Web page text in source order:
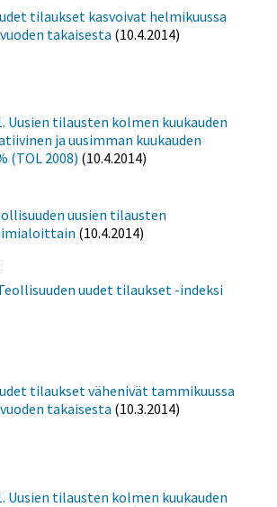
tilaukset kasvoivat helmikuussa
takaisesta (10.4.2014)
Uusien tilausten kolmen kuukauden
ja uusimman kuukauden
(TOL 2008) (10.4.2014)
uusien tilausten
(10.4.2014)
uudet tilaukset -indeksi
tilaukset vähenivät tammikuussa
takaisesta (10.3.2014)
Uusien tilausten kolmen kuukauden